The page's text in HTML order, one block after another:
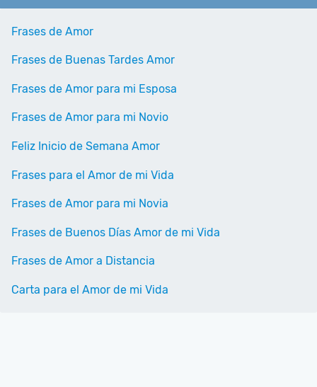
Frases de Amor
Frases de Buenas Tardes Amor
Frases de Amor para mi Esposa
Frases de Amor para mi Novio
Feliz Inicio de Semana Amor
Frases para el Amor de mi Vida
Frases de Amor para mi Novia
Frases de Buenos Días Amor de mi Vida
Frases de Amor a Distancia
Carta para el Amor de mi Vida